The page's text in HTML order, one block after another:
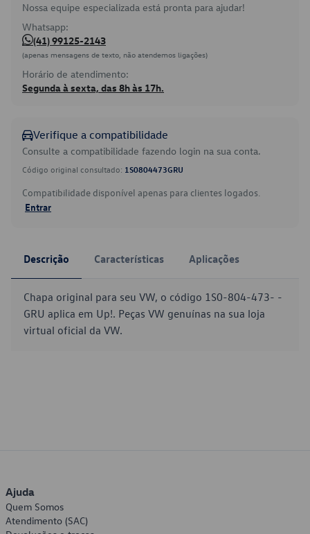
Nossa equipe especializada está pronta para ajudar!
Whatsapp:
(41) 99125-2143
(apenas mensagens de texto, não atendemos ligações)
Horário de atendimento:
Segunda à sexta, das 8h às 17h.
Verifique a compatibilidade
Consulte a compatibilidade fazendo login na sua conta.
Código original consultado: 1S0804473GRU
Compatibilidade disponível apenas para clientes logados.
Entrar
Descrição Características Aplicações
Chapa original para seu VW, o código 1S0-804-473- -
GRU aplica em Up!. Peças VW genuínas na sua loja
virtual oficial da VW.
Ajuda
Quem Somos
Atendimento (SAC)